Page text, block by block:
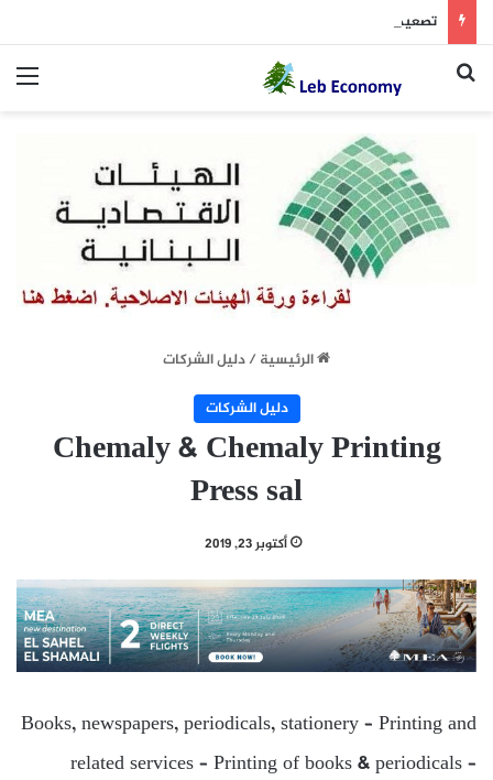
تصعيد إسرائيلي عنيف في قضاء صور
بحث عن
الرئيسية/دليل الشركات
دليل الشركات
Chemaly & Chemaly Printing
Press sal
أكتوبر 23, 2019
Books, newspapers, periodicals, stationery – Printing and
related services – Printing of books & periodicals –